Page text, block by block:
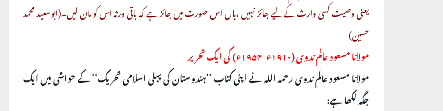
یعنی وصیت کسی وارث کے لیے جائز نہیں ،ہاں اس صورت میں جائز ہے کہ باقی ورثہ اس کو مان لیں۔(ابوسعید محمد
حسین)
مولانا مسعود عالم ندوی (۱۹۱۰ء-۱۹۵۴ء) کی ایک تحریر
مولانا مسعود عالم ندوی رحمہ اللہ نے اپنی کتاب ’’ہندوستان کی پہلی اسلامی تحریک‘‘ کے حواشی میں ایک
جگہ لکھا ہے: